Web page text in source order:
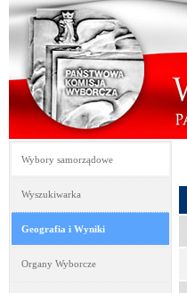
Wybory samorządowe
Wyszukiwarka
Geografia i Wyniki
Organy Wyborcze